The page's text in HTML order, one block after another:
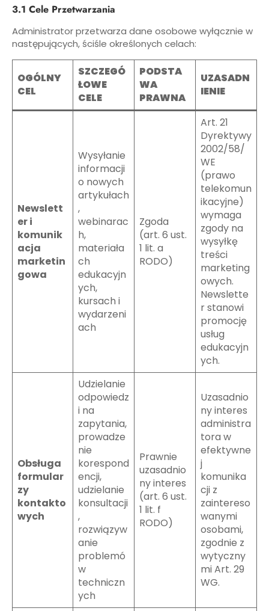
3.1 Cele Przetwarzania
Administrator przetwarza dane osobowe wyłącznie w
następujących, ściśle określonych celach:
OGÓLNY
CEL
SZCZEGÓ
ŁOWE
CELE
PODSTA
WA
PRAWNA
UZASADN
IENIE
Newslett
er i
komunik
acja
marketin
gowa
Wysyłanie
informacji
o nowych
artykułach
,
webinarac
h,
materiała
ch
edukacyjn
ych,
kursach i
wydarzeni
ach
Zgoda
(art. 6 ust.
1 lit. a
RODO)
Art. 21
Dyrektywy
2002/58/
WE
(prawo
telekomun
ikacyjne)
wymaga
zgody na
wysyłkę
treści
marketing
owych.
Newslette
r stanowi
promocję
usług
edukacyjn
ych.
Obsługa
formular
zy
kontakto
wych
Udzielanie
odpowiedz
i na
zapytania,
prowadze
nie
korespond
encji,
udzielanie
konsultacji
,
rozwiązyw
anie
problemó
w
techniczn
ych
Prawnie
uzasadnio
ny interes
(art. 6 ust.
1 lit. f
RODO)
Uzasadnio
ny interes
administra
tora w
efektywne
j
komunika
cji z
zaintereso
wanymi
osobami,
zgodnie z
wytyczny
mi Art. 29
WG.